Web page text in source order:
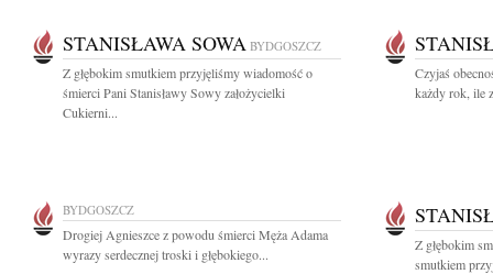
STANISŁAWA SOWA BYDGOSZCZ
Z głębokim smutkiem przyjęliśmy wiadomość o
śmierci Pani Stanisławy Sowy założycielki
Cukierni...
Czyjaś
każdy rok, ile
BYDGOSZCZ
Drogiej Agnieszce z powodu śmierci Męża Adama
wyrazy serdecznej troski i głębokiego...
Z głębokim
smutkiem